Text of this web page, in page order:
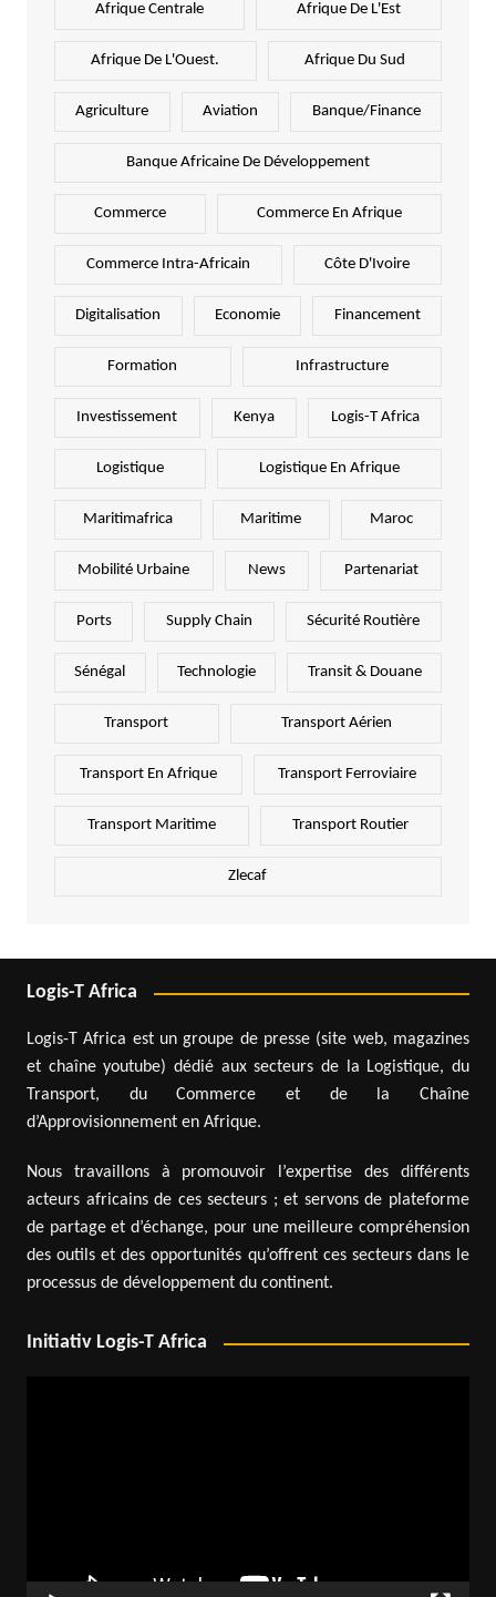
Afrique Centrale Afrique De L'Est
Afrique De L'Ouest. Afrique Du Sud
Agriculture Aviation Banque/Finance
Banque Africaine De Développement
Commerce Commerce En Afrique
Commerce Intra-Africain Côte D'Ivoire
Digitalisation Economie Financement
Formation Infrastructure
Investissement Kenya Logis-T Africa
Logistique Logistique En Afrique
Maritimafrica Maritime Maroc
Mobilité Urbaine News Partenariat
Ports Supply Chain Sécurité Routière
Sénégal Technologie Transit & Douane
Transport Transport Aérien
Transport En Afrique Transport Ferroviaire
Transport Maritime Transport Routier
Zlecaf
Logis-T Africa
Logis-T Africa est un groupe de presse (site web, magazines
et chaîne youtube) dédié aux secteurs de la Logistique, du
Transport, du Commerce et de la Chaîne
d’Approvisionnement en Afrique.
Nous travaillons à promouvoir l’expertise des différents
acteurs africains de ces secteurs ; et servons de plateforme
de partage et d’échange, pour une meilleure compréhension
des outils et des opportunités qu’offrent ces secteurs dans le
processus de développement du continent.
Initiativ Logis-T Africa